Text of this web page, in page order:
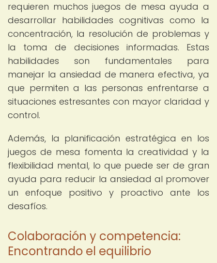
requieren muchos juegos de mesa ayuda a
desarrollar habilidades cognitivas como la
concentración, la resolución de problemas y
la toma de decisiones informadas. Estas
habilidades son fundamentales para
manejar la ansiedad de manera efectiva, ya
que permiten a las personas enfrentarse a
situaciones estresantes con mayor claridad y
control.
Además, la planificación estratégica en los
juegos de mesa fomenta la creatividad y la
flexibilidad mental, lo que puede ser de gran
ayuda para reducir la ansiedad al promover
un enfoque positivo y proactivo ante los
desafíos.
Colaboración y competencia:
Encontrando el equilibrio